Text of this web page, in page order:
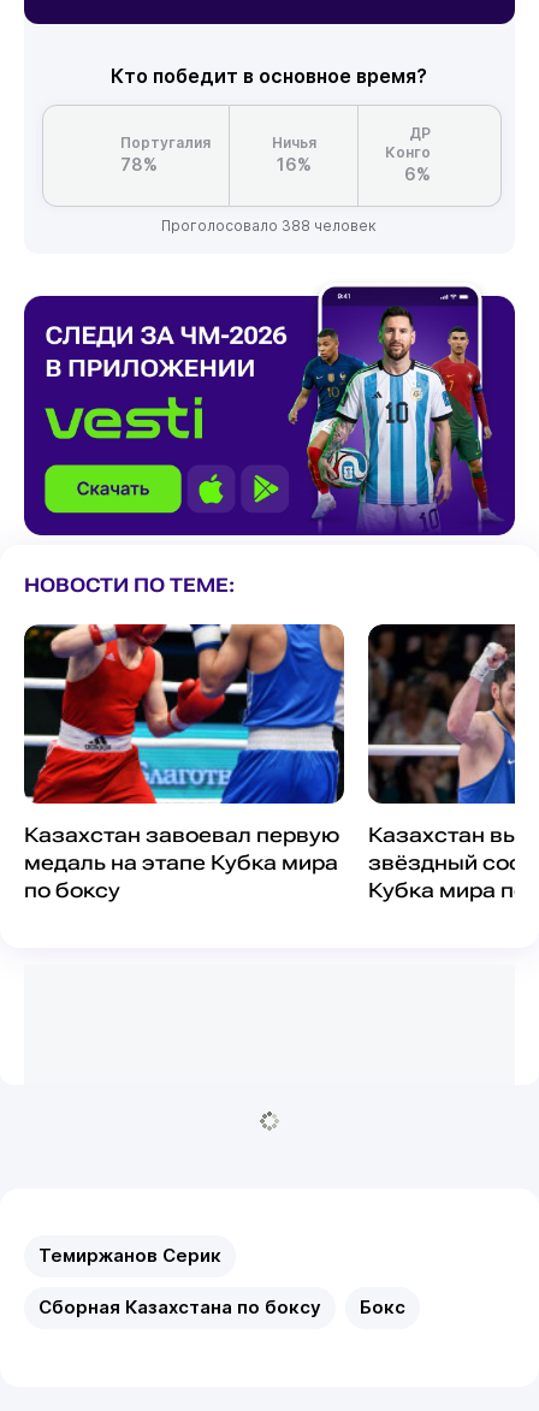
Кто победит в основное время?
Португалия
78%
Ничья
16%
ДР
Конго
6%
Проголосовало 388 человек
НОВОСТИ ПО ТЕМЕ:
Казахстан завоевал первую
медаль на этапе Кубка мира
по боксу
Казахстан
звёздный
Кубка мира по
Темиржанов Серик
Сборная Казахстана по боксу Бокс